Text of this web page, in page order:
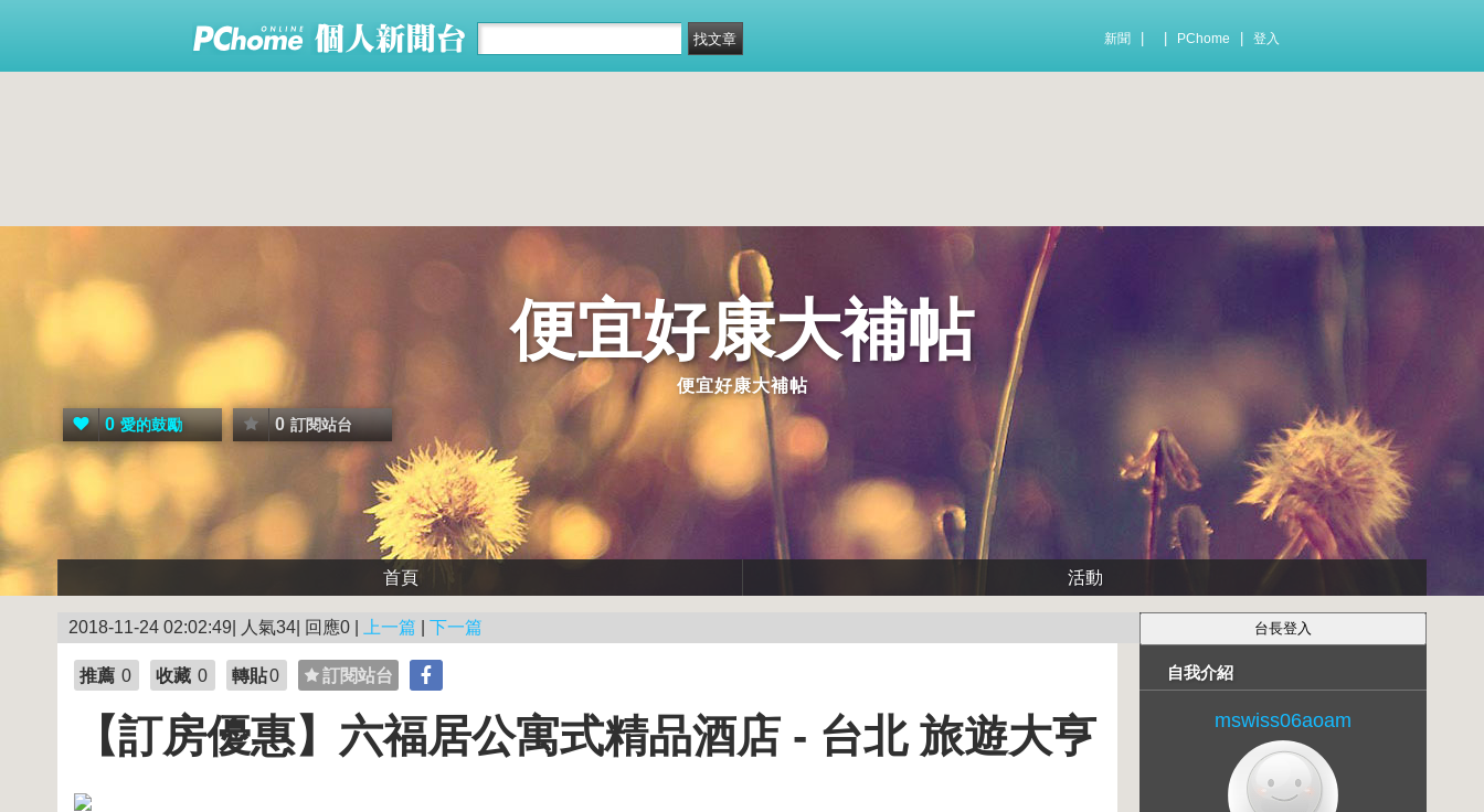
新聞 PChome 登入
便宜好康大補帖
便宜好康大補帖
0 愛的鼓勵 0 訂閱站台
首頁 活動
2018-11-24 02:02:49| 人氣34| 回應0 | 上一篇 下一篇
推薦 0 收藏 0 轉貼0 訂閱站台
【訂房優惠】六福居公寓式精品酒店 - 台北 旅遊大亨
自我介紹
mswiss06aoam